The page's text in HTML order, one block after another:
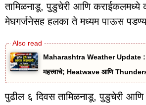
तामिळनाडू, पुडुचेरी आणि कराईकलमध्ये
मेघगर्जनेसह हलका ते मध्यमपाऊस
Maharashtra Weather Update :
महत्त्वाचे; Heatwave आणि
पुढील ६ दिवस तामिळनाडू, पुडुचेरी